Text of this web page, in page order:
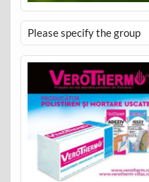
Please specify the group